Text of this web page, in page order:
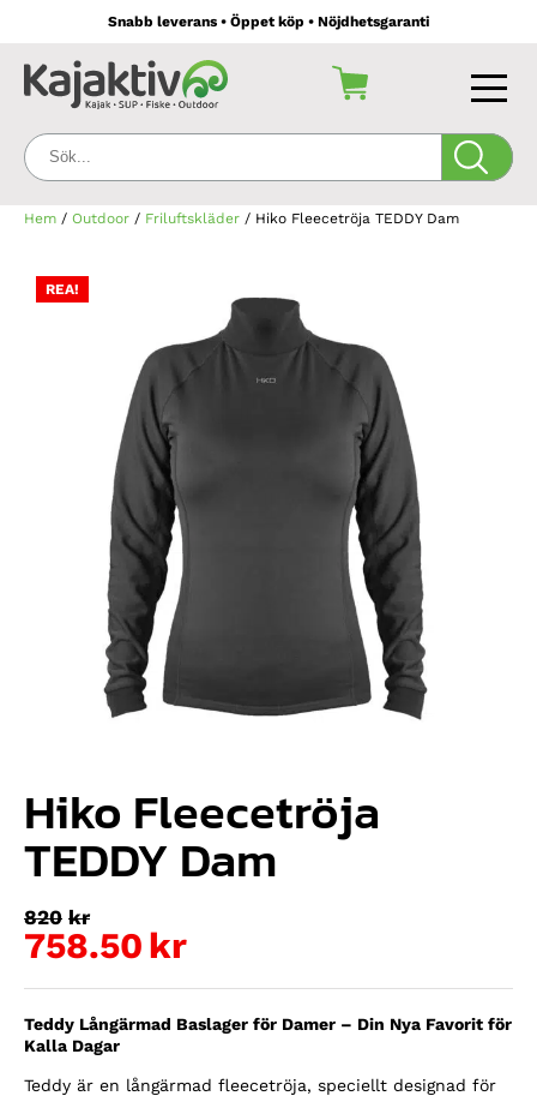
Snabb leverans • Öppet köp • Nöjdhetsgaranti
Sök:
Hem / Outdoor / Friluftskläder / Hiko Fleecetröja TEDDY Dam
REA!
Hiko Fleecetröja
TEDDY Dam
820 kr
758.50 kr
Teddy Långärmad Baslager för Damer – Din Nya Favorit för
Kalla Dagar
Teddy är en långärmad fleecetröja, speciellt designad för
REA!